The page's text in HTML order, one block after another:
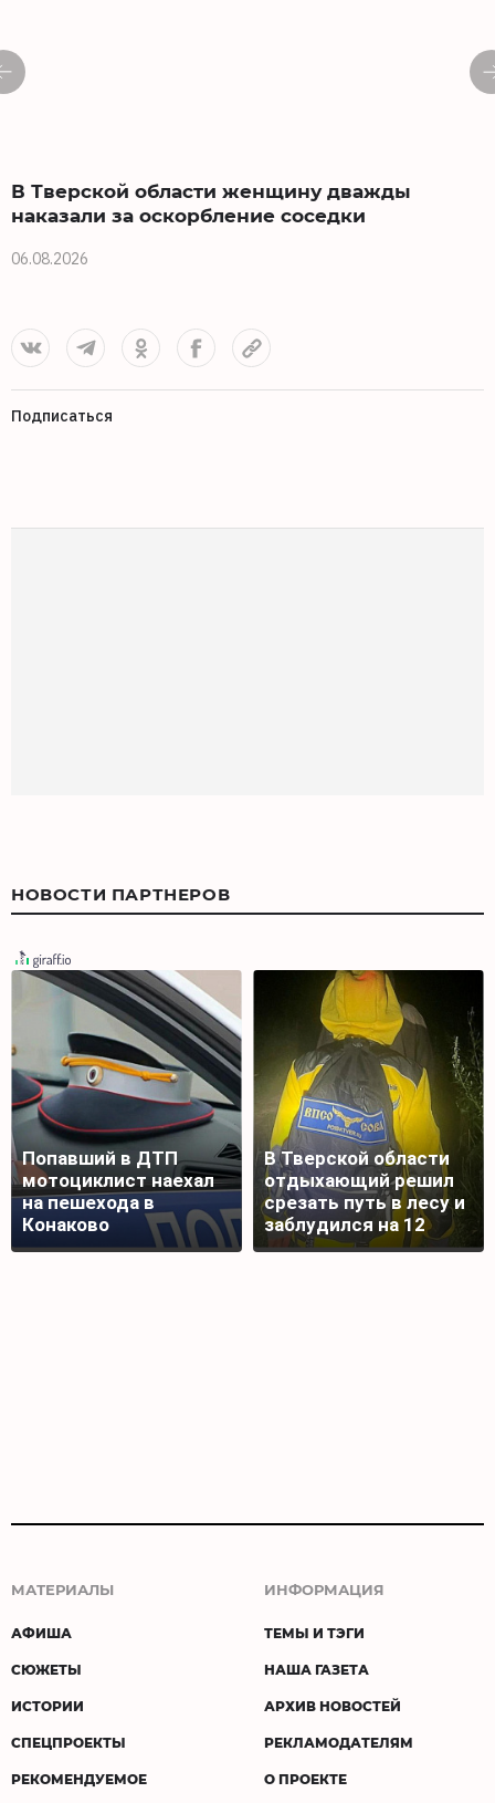
В Тверской области женщину дважды
наказали за оскорбление соседки
06.08.2026
Подписаться
НОВОСТИ ПАРТНЕРОВ
Попавший в ДТП
мотоциклист наехал
на пешехода в
Конаково
В Тверской области
отдыхающий решил
срезать путь в лесу и
заблудился на 12
часов
МАТЕРИАЛЫ
АФИША
СЮЖЕТЫ
ИСТОРИИ
СПЕЦПРОЕКТЫ
РЕКОМЕНДУЕМОЕ
ИНФОРМАЦИЯ
ТЕМЫ И ТЭГИ
НАША ГАЗЕТА
АРХИВ НОВОСТЕЙ
РЕКЛАМОДАТЕЛЯМ
О ПРОЕКТЕ